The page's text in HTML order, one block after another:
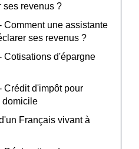
ses revenus ?
Comment une assistante
ses revenus ?
Cotisations d'épargne
Crédit d'impôt pour
domicile
Français vivant à